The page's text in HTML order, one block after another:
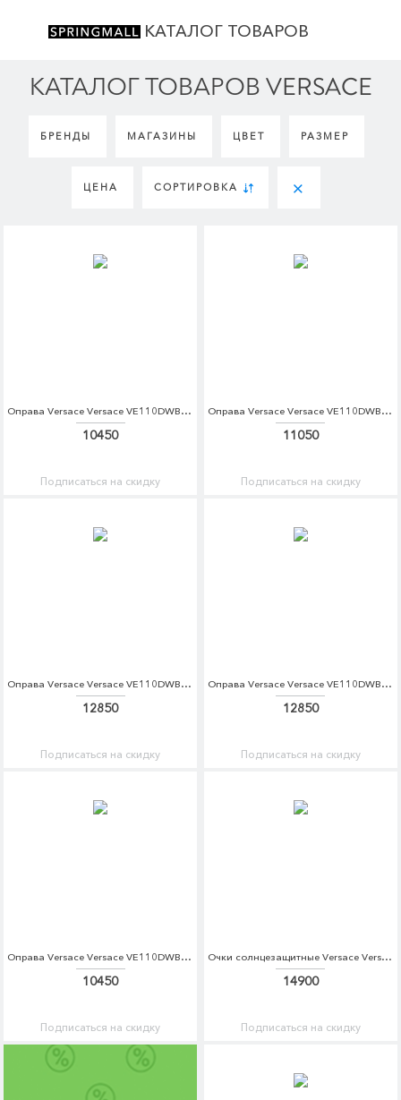
КАТАЛОГ ТОВАРОВ
КАТАЛОГ ТОВАРОВ VERSACE
БРЕНДЫ МАГАЗИНЫ ЦВЕТ РАЗМЕР
ЦЕНА СОРТИРОВКА
Оправа Versace Versace VE110DWBZPR2
10450
Подписаться на скидку
Оправа Versace Versace VE110DWBZPR4
11050
Подписаться на скидку
Оправа Versace Versace VE110DWBZPR9
12850
Подписаться на скидку
Оправа Versace Versace VE110DWBZPS1
12850
Подписаться на скидку
Оправа Versace Versace VE110DWBZPS4
10450
Подписаться на скидку
Очки солнцезащитные Versace Versace VE110DWDBDS4
14900
Подписаться на скидку